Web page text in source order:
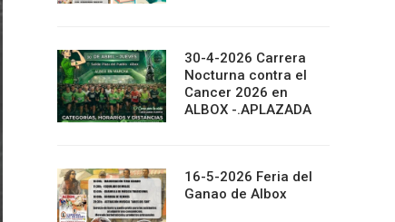
30-4-2026 Carrera
Nocturna contra el
Cancer 2026 en
ALBOX -.APLAZADA
16-5-2026 Feria del
Ganao de Albox